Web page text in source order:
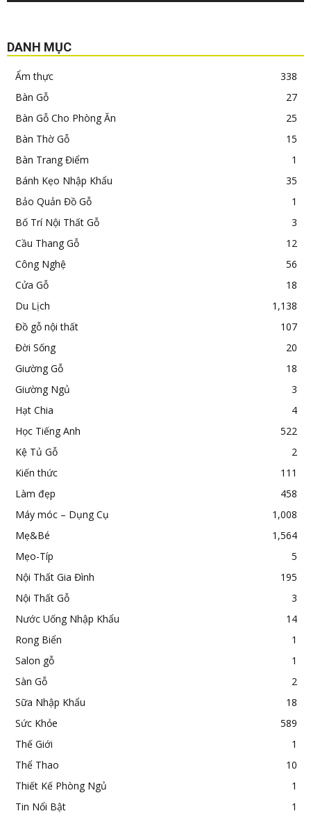
DANH MỤC
Ẩm thực
338
Bàn Gỗ
27
Bàn Gỗ Cho Phòng Ăn
25
Bàn Thờ Gỗ
15
Bàn Trang Điểm
1
Bánh Kẹo Nhập Khẩu
35
Bảo Quản Đồ Gỗ
1
Bố Trí Nội Thất Gỗ
3
Cầu Thang Gỗ
12
Công Nghệ
56
Cửa Gỗ
18
Du Lịch
1,138
Đồ gỗ nội thất
107
Đời Sống
20
Giường Gỗ
18
Giường Ngủ
3
Hạt Chia
4
Học Tiếng Anh
522
Kệ Tủ Gỗ
2
Kiến thức
111
Làm đẹp
458
Máy móc – Dụng Cụ
1,008
Mẹ&Bé
1,564
Mẹo-Típ
5
Nội Thất Gia Đình
195
Nội Thất Gỗ
3
Nước Uống Nhập Khẩu
14
Rong Biển
1
Salon gỗ
1
Sàn Gỗ
2
Sữa Nhập Khẩu
18
Sức Khỏe
589
Thế Giới
1
Thể Thao
10
Thiết Kế Phòng Ngủ
1
Tin Nổi Bật
1